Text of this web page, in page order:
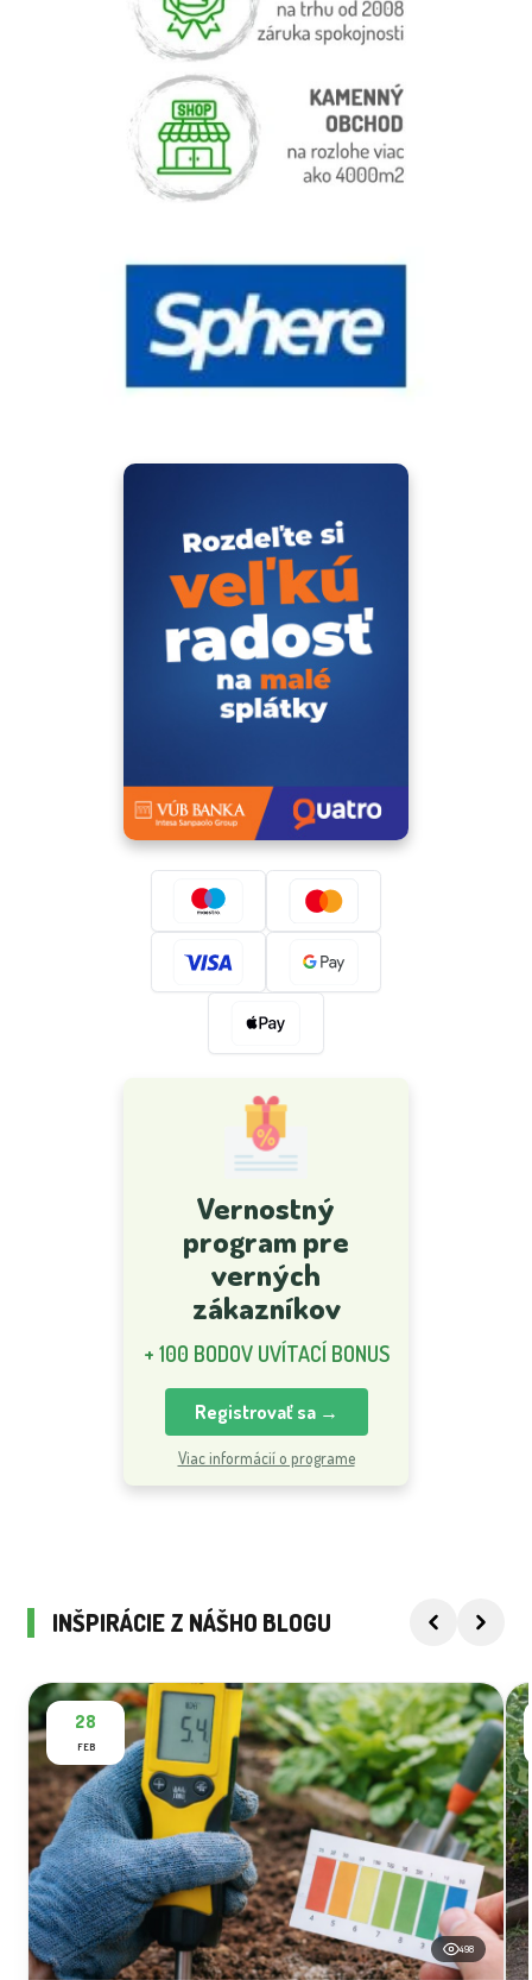
Vernostný
program pre
verných
zákazníkov
+ 100 BODOV UVÍTACÍ BONUS
Registrovať sa →
Viac informácií o programe
INŠPIRÁCIE Z NÁŠHO BLOGU
28
FEB
498